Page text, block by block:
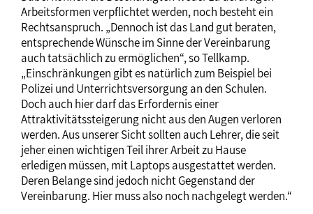
Arbeitsformen verpflichtet werden, noch besteht ein
Rechtsanspruch. „Dennoch ist das Land gut beraten,
entsprechende Wünsche im Sinne der Vereinbarung
auch tatsächlich zu ermöglichen“, so Tellkamp.
„Einschränkungen gibt es natürlich zum Beispiel bei
Polizei und Unterrichtsversorgung an den Schulen.
Doch auch hier darf das Erfordernis einer
Attraktivitätssteigerung nicht aus den Augen verloren
werden. Aus unserer Sicht sollten auch Lehrer, die seit
jeher einen wichtigen Teil ihrer Arbeit zu Hause
erledigen müssen, mit Laptops ausgestattet werden.
Deren Belange sind jedoch nicht Gegenstand der
Vereinbarung. Hier muss also noch nachgelegt werden.“